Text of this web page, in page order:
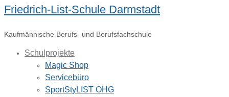
Friedrich-List-Schule Darmstadt
Kaufmännische Berufs- und Berufsfachschule
Schulprojekte
Magic Shop
Servicebüro
SportStyLIST OHG